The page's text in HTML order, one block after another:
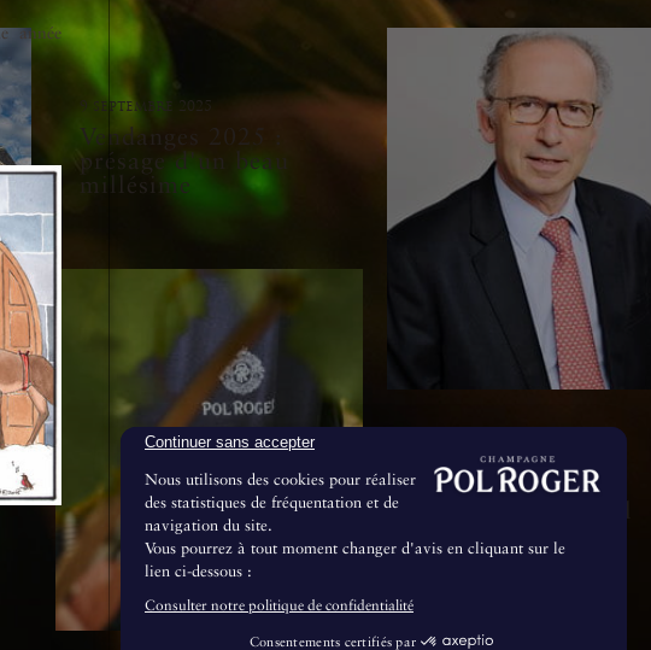
9 septembre 2025
Vendanges 2025 :
présage d'un beau
millésime
8 Juillet 2024
Le Conseil de
renforce
année
Continuer sans accepter
Nous utilisons des cookies pour réaliser
des statistiques de fréquentation et de
navigation du site.
Vous pourrez à tout moment changer d'avis en cliquant sur le
lien ci-dessous :
Consulter notre politique de confidentialité
Consentements certifiés par